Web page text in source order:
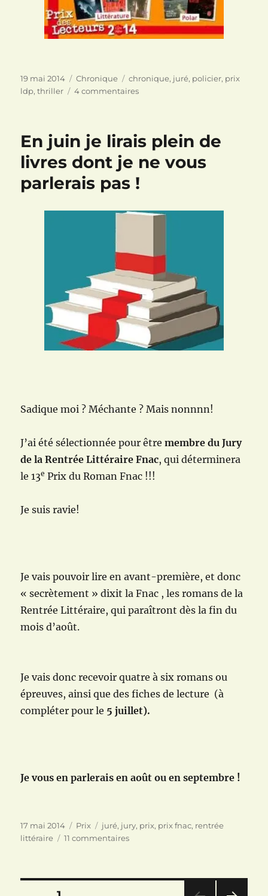
Publié
le
19 mai 2014 Catégories
Chronique Étiquettes
chronique, juré, policier, prix
ldp,thriller 4 commentairessur
Hancock
En juin je lirais plein de
livres dont je ne vous
parlerais pas !
Sadique moi ? Méchante ? Mais nonnnn!
J’ai été sélectionnée pour êtremembre du Jury
de la Rentrée Littéraire Fnac, qui déterminera
le 13e Prix du Roman Fnac !!!
Je suis ravie!
Je vais pouvoirlire en avant-première, et donc
« secrètement » dixit la Fnac , les romans de la
Rentrée Littéraire, qui paraîtront dès la fin du
mois d’août.
Je vais donc recevoir quatre à six romans ou
épreuves, ainsi que des fiches de lecture (à
compléter pour le 5 juillet).
Je vous en parlerais en août ou en septembre !
Publié
le
17 mai 2014 Catégories
Prix Étiquettes
juré, jury, prix, prix fnac, rentrée
littéraire
11 commentairessur